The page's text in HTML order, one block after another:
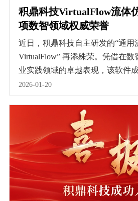
积鼎科技VirtualFlow流体
项数智领域权威荣誉
近日，积鼎科技自主研发的“通用
VirtualFlow” 再添殊荣。凭借在数
业实践领域的卓越表现，该软件
互联网协会评选的上海市 “AI + 制
目录，并荣获由中国工业报发起
石-数智工业优秀产品”荣誉。
2026-01-20